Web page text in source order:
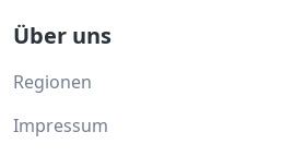
Über uns
Regionen
Impressum